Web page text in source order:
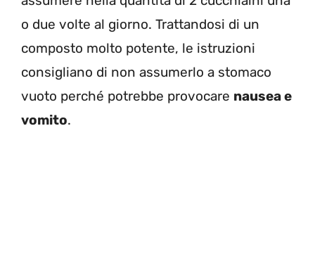
o due volte al giorno. Trattandosi di un
composto molto potente, le istruzioni
consigliano di non assumerlo a stomaco
vuoto perché potrebbe provocare nausea e
vomito.